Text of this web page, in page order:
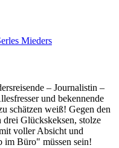
Mieders
– Journalistin –
und bekennende
schätzen weiß! Gegen den
Glückskeksen, stolze
voller Absicht und
im Büro" müssen sein!